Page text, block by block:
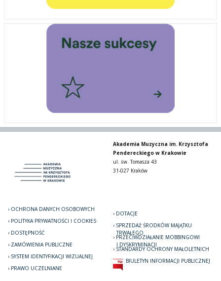
Akademia Muzyczna im. Krzysztofa
Pendereckiego w Krakowie
ul. św. Tomasza 43
31-027 Kraków
OCHRONA DANYCH OSOBOWYCH
POLITYKA PRYWATNOŚCI I COOKIES
DOSTĘPNOŚĆ
ZAMÓWIENIA PUBLICZNE
SYSTEM IDENTYFIKACJI WIZUALNEJ
PRAWO UCZELNIANE
DOTACJE
SPRZEDAŻ ŚRODKÓW MAJĄTKU
TRWAŁEGO
PRZECIWDZIAŁANIE MOBBINGOWI
I DYSKRYMINACJI
STANDARDY OCHRONY MAŁOLETNICH
BIULETYN INFORMACJI PUBLICZNEJ